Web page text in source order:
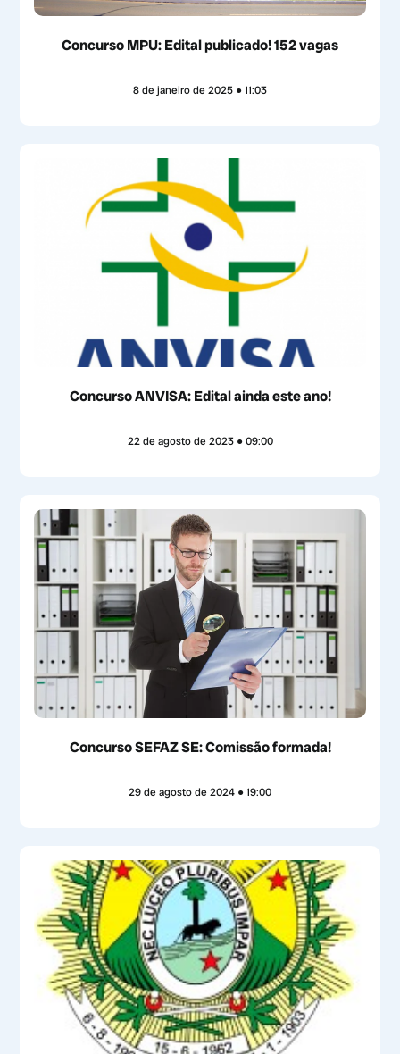
Concurso MPU: Edital publicado! 152 vagas
8 de janeiro de 2025 11:03
Concurso ANVISA: Edital ainda este ano!
22 de agosto de 2023 09:00
Concurso SEFAZ SE: Comissão formada!
29 de agosto de 2024 19:00